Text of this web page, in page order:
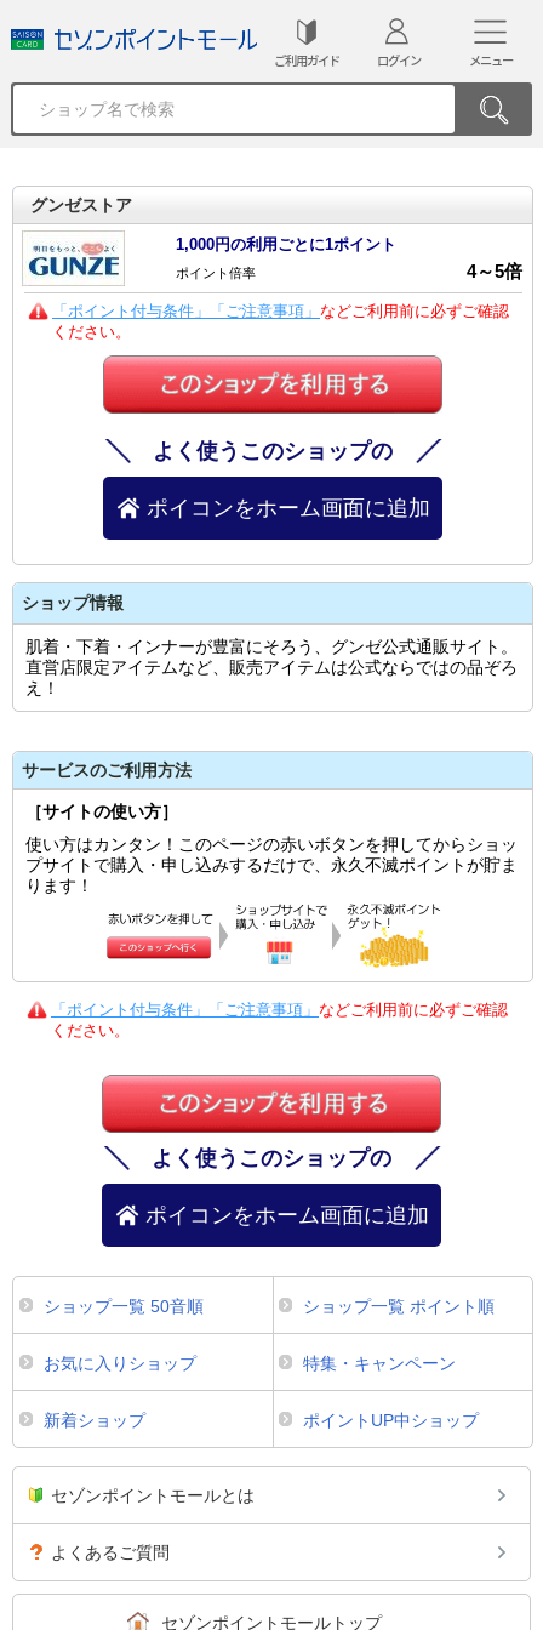
ご利用ガイド ログイン メニュー
グンゼストア
1,000円の利用ごとに1ポイント
ポイント倍率 4～5倍
「ポイント付与条件」「ご注意事項」 などご利用前に必ずご確認
ください。
よく使うこのショップの
ポイコンをホーム画面に追加
ショップ情報
肌着・下着・インナーが豊富にそろう、グンゼ公式通販サイト。
直営店限定アイテムなど、販売アイテムは公式ならではの品ぞろ
え！
サービスのご利用方法
［サイトの使い方］
使い方はカンタン！このページの赤いボタンを押してからショッ
プサイトで購入・申し込みするだけで、永久不滅ポイントが貯ま
ります！
「ポイント付与条件」「ご注意事項」 などご利用前に必ずご確認
ください。
よく使うこのショップの
ポイコンをホーム画面に追加
ショップ一覧 50音順 ショップ一覧 ポイント順
お気に入りショップ 特集・キャンペーン
新着ショップ ポイントUP中ショップ
セゾンポイントモールとは
よくあるご質問
セゾンポイントモールトップ